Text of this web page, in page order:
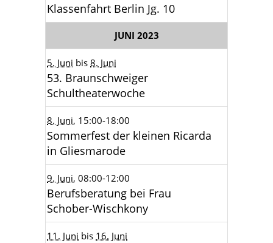
Klassenfahrt Berlin Jg. 10
JUNI 2023
5. Juni bis 8. Juni
53. Braunschweiger
Schultheaterwoche
8. Juni, 15:00-18:00
Sommerfest der kleinen Ricarda
in Gliesmarode
9. Juni, 08:00-12:00
Berufsberatung bei Frau
Schober-Wischkony
11. Juni bis 16. Juni